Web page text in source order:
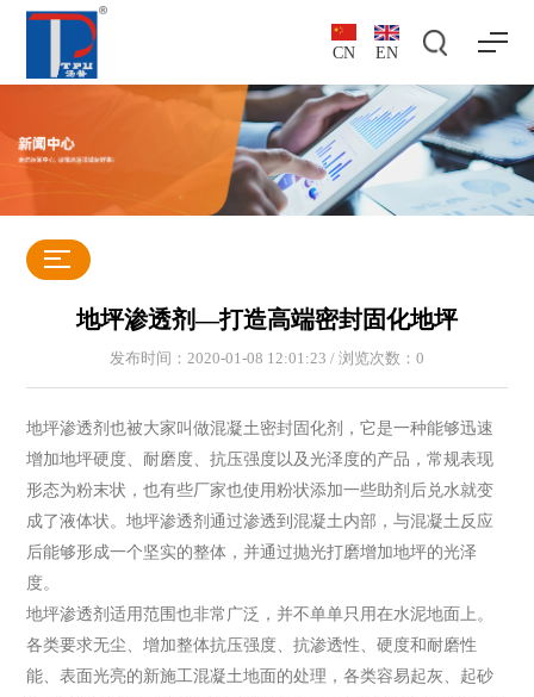
CN EN
地坪渗透剂—打造高端密封固化地坪
发布时间：2020-01-08 12:01:23 / 浏览次数： 0
地坪渗透剂也被大家叫做混凝土密封固化剂，它是一种能够迅速
增加地坪硬度、耐磨度、抗压强度以及光泽度的产品，常规表现
形态为粉末状，也有些厂家也使用粉状添加一些助剂后兑水就变
成了液体状。地坪渗透剂通过渗透到混凝土内部，与混凝土反应
后能够形成一个坚实的整体，并通过抛光打磨增加地坪的光泽
度。
地坪渗透剂适用范围也非常广泛，并不单单只用在水泥地面上。
各类要求无尘、增加整体抗压强度、抗渗透性、硬度和耐磨性
能、表面光亮的新施工混凝土地面的处理，各类容易起灰、起砂